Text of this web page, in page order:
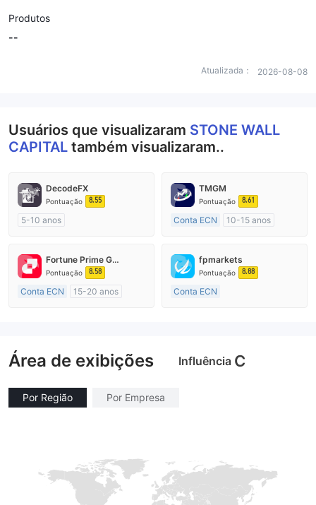
Produtos
--
Atualizada： 2026-08-08
Usuários que visualizaram STONE WALL
CAPITAL também visualizaram..
DecodeFX
Pontuação 8.55
5-10 anos
Market Marketing (MM)
Etiqueta principal MT4
TMGM
Pontuação 8.61
Conta ECN
10-15 anos
Market Marketing (MM)
Etiqueta principal MT4
Fortune Prime Global
Pontuação 8.58
Conta ECN
15-20 anos
fpmarkets
Pontuação 8.88
Conta ECN
Etiqueta principal MT4
Área de exibições Influência C
Por Região Por Empresa